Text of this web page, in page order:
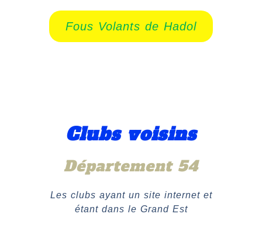
Fous Volants de Hadol
Clubs voisins
Département 54
Les clubs ayant un site internet et
étant dans le Grand Est